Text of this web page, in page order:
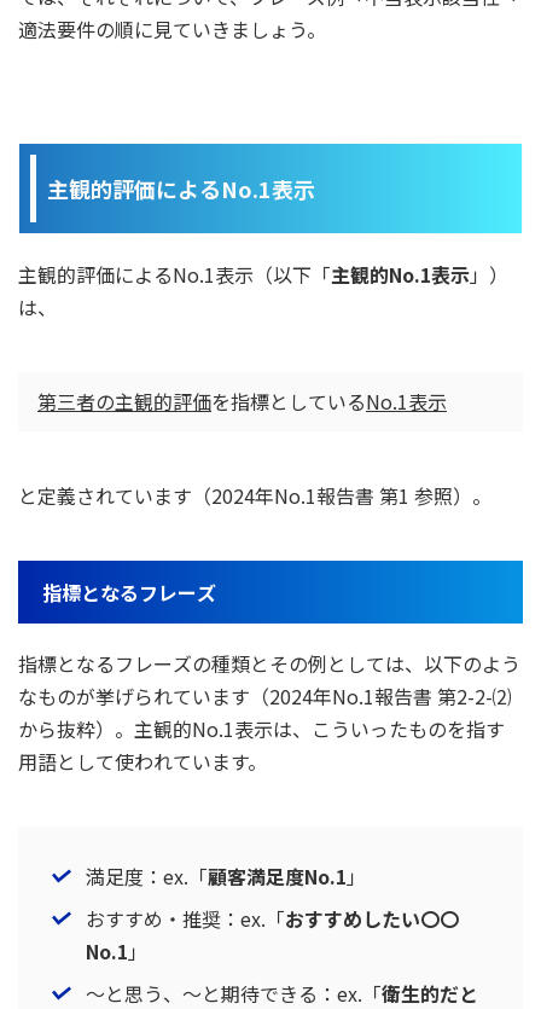
適法要件の順に見ていきましょう。
主観的評価によるNo.1表示
主観的評価によるNo.1表示（以下「主観的No.1表示」）
は、
第三者の主観的評価を指標としているNo.1表示
と定義されています（2024年No.1報告書 第1 参照）。
指標となるフレーズ
指標となるフレーズの種類とその例としては、以下のよう
なものが挙げられています（2024年No.1報告書 第2-2-⑵
から抜粋）。主観的No.1表示は、こういったものを指す
用語として使われています。
満足度：ex.「顧客満足度No.1 」
おすすめ・推奨：ex.「おすすめしたい〇〇
No.1 」
～と思う、～と期待できる：ex.「衛生的だと